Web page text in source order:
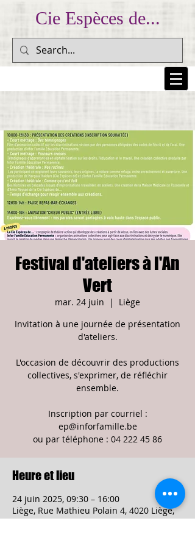
Cie Espèces de...
... Prendre au peuple sa colère et la lui rendre pour
l'inscrire dans la mémoire collective... (Dario Fo)
Festival d'ateliers à l'An
Vert
mar. 24 juin
  |
Liège
Invitation à une journée de présentation
d'ateliers.
L'occasion de découvrir des productions
collectives, s'exprimer, de réfléchir
ensemble.
Inscription par courriel :
ep@inforfamille.be
ou par téléphone : 04 222 45 86
Heure et lieu
24 juin 2025, 09:30 – 16:00
Liège, Rue Mathieu Polain 4, 4020 Liège,
Belgique